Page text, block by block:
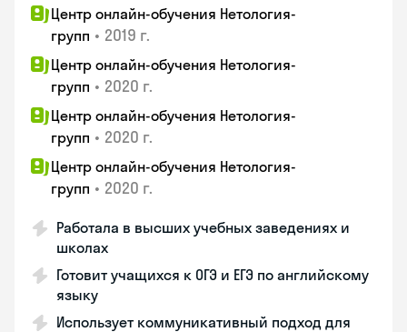
Центр онлайн-обучения Нетология-
групп • 2019 г.
Центр онлайн-обучения Нетология-
групп • 2020 г.
Центр онлайн-обучения Нетология-
групп • 2020 г.
Центр онлайн-обучения Нетология-
групп • 2020 г.
Работала в высших учебных заведениях и
школах
Готовит учащихся к ОГЭ и ЕГЭ по английскому
языку
Использует коммуникативный подход для